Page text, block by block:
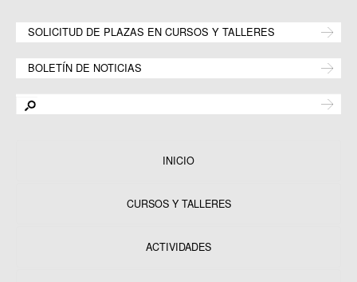
SOLICITUD DE PLAZAS EN CURSOS Y TALLERES
BOLETÍN DE NOTICIAS
INICIO
CURSOS Y TALLERES
ACTIVIDADES